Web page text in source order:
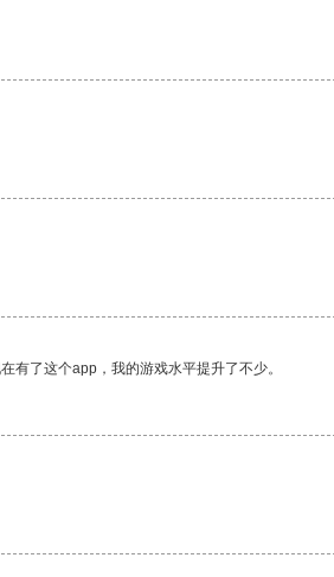
有了这个app，我的游戏水平提升了不少。